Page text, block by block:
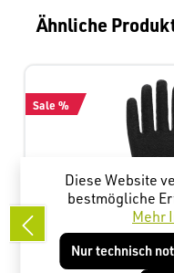
Produktgalerie
Ähnliche
Diese Website
bestmögliche
Mehr
Nur technisch